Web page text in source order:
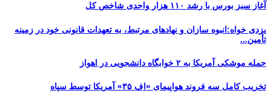
آغاز سبز بورس با رشد ۱۱۰ هزار واحدی شاخص کل
یزدی خواه:انبوه سازان و نهادهای مرتبط، به تعهدات قانونی خود در زمینه
تأمین...
حمله موشکی آمریکا به ۲ خوابگاه دانشجویی در اهواز
تخریب کامل سه فروند هواپیمای «اِف ۳۵» آمریکا توسط سپاه